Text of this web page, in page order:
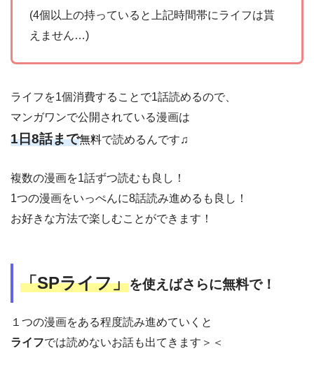
(4個以上の持っていると上記時間帯にライフは貰
えません…)
ライフを1個消費することで1話読めるので、
マンガワンで公開されている漫画は
1日8話まで無料で読めるんです♫
複数の漫画を1話ずつ読むも良し！
1つの漫画をいっぺんに8話読み進めるも良し！
お好きな方法で楽しむことができます！
「SPライフ」を使えばさらに無料で！
１つの漫画をある程度読み進めていくと
ライフでは読めないお話も出てきます＞＜